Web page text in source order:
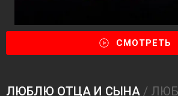
СМОТРЕТЬ
ЛЮБЛЮ ОТЦА И СЫНА /